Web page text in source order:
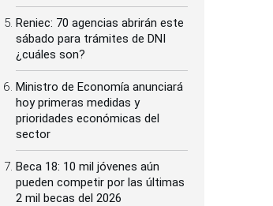
Reniec: 70 agencias abrirán este
sábado para trámites de DNI
¿cuáles son?
Ministro de Economía anunciará
hoy primeras medidas y
prioridades económicas del
sector
Beca 18: 10 mil jóvenes aún
pueden competir por las últimas
2 mil becas del 2026